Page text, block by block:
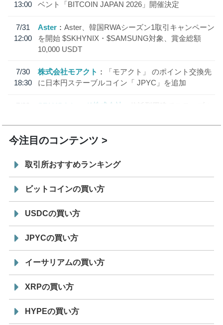
13:00 ベント「BITCOIN JAPAN 2026」開催決定
7/31
12:00
Aster
Aster、韓国RWAシーズン1取引キャンペーン
を開始 $SKHYNIX・$SAMSUNG対象、賞金総額
10,000 USDT
7/30
18:30
株式会社モアクト
「モアクト」 のポイント交換先
に日本円ステーブルコイン「 JPYC」を追加
7/29
SBI VCトレード株式会社
信託型円建てステーブル
今注目のコンテンツ
取引所おすすめランキング
ビットコインの買い方
USDCの買い方
JPYCの買い方
イーサリアムの買い方
XRPの買い方
HYPEの買い方